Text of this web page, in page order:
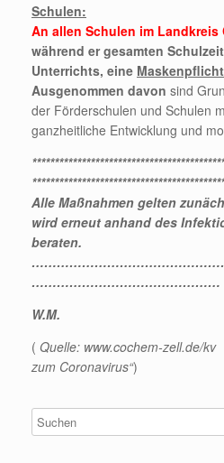
Schulen:
An allen Schulen im Landkreis
während er gesamten
Unterrichts, eine Maskenpflicht
Ausgenommen davon sind
der Förderschulen und Schulen
ganzheitliche Entwicklung und
Alle Maßnahmen gelten
wird erneut anhand des
beraten.
………………………………………
W.M.
( Quelle: www.cochem-zell.de/
zum Coronavirus“)